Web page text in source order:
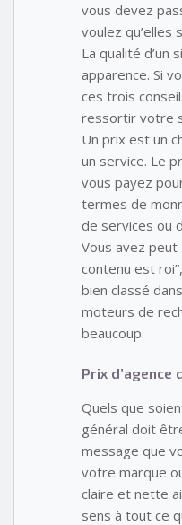
vous devez
voulez qu’elles
La qualité d’un
apparence. Si
ces trois
ressortir votre
Un prix est un
un service. Le
vous payez
termes de
de services ou
Vous avez
contenu est
bien classé
moteurs de
beaucoup.
Prix d’agence
Quels que
général doit
message que
votre marque
claire et nette
sens à tout ce